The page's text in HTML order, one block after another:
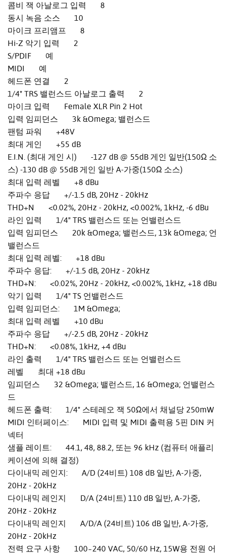
콤비 잭 아날로그 입력 8
동시 녹음 소스 10
마이크 프리앰프 8
Hi-Z 악기 입력 2
S/PDIF 예
MIDI 예
헤드폰 연결 2
1/4" TRS 밸런스드 아날로그 출력 2
마이크 입력 Female XLR Pin 2 Hot
입력 임피던스 3k &Omega; 밸런스드
팬텀 파워 +48V
최대 게인 +55 dB
E.I.N. (최대 게인 시) -127 dB @ 55dB 게인 일반(150Ω 소
스) -130 dB @ 55dB 게인 일반 A-가중(150Ω 소스)
최대 입력 레벨 +8 dBu
주파수 응답 +/-1.5 dB, 20Hz - 20kHz
THD+N <0.02%, 20Hz - 20kHz, <0.002%, 1kHz, -6 dBu
라인 입력 1/4" TRS 밸런스드 또는 언밸런스드
입력 임피던스 20k &Omega; 밸런스드, 13k &Omega; 언
밸런스드
최대 입력 레벨: +18 dBu
주파수 응답: +/-1.5 dB, 20Hz - 20kHz
THD+N: <0.02%, 20Hz - 20kHz, <0.002%, 1kHz, +18 dBu
악기 입력 1/4" TS 언밸런스드
입력 임피던스: 1M &Omega;
최대 입력 레벨 +10 dBu
주파수 응답 +/-2.5 dB, 20Hz - 20kHz
THD+N: <0.08%, 1kHz, +4 dBu
라인 출력 1/4" TRS 밸런스드 또는 언밸런스드
레벨 최대 +18 dBu
임피던스 32 &Omega; 밸런스드, 16 &Omega; 언밸런스
드
헤드폰 출력: 1/4" 스테레오 잭 50Ω에서 채널당 250mW
MIDI 인터페이스: MIDI 입력 및 MIDI 출력용 5핀 DIN 커
넥터
샘플 레이트: 44.1, 48, 88.2, 또는 96 kHz (컴퓨터 애플리
케이션에 의해 결정)
다이내믹 레인지: A/D (24비트) 108 dB 일반, A-가중,
20Hz - 20kHz
다이내믹 레인지 D/A (24비트) 110 dB 일반, A-가중,
20Hz - 20kHz
다이내믹 레인지 A/D/A (24비트) 106 dB 일반, A-가중,
20Hz - 20kHz
전력 요구 사항 100~240 VAC, 50/60 Hz, 15W용 전원 어